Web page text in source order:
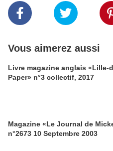
Vous aimerez aussi
Livre magazine anglais «Lille-
Paper» n°3 collectif, 2017
Magazine «Le Journal de
n°2673 10 Septembre 2003